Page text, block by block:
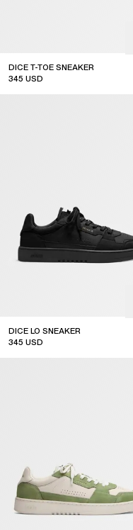
DICE T-TOE SNEAKER
345 USD
DICE LO SNEAKER
345 USD